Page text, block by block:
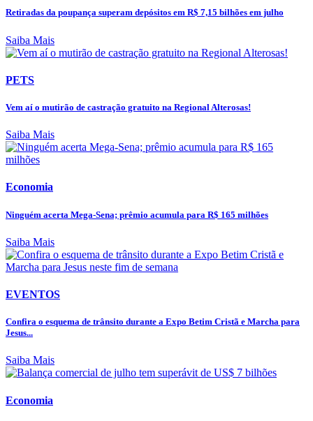
Retiradas da poupança superam depósitos em R$ 7,15 bilhões em julho
Saiba Mais
PETS
Vem aí o mutirão de castração gratuito na Regional Alterosas!
Saiba Mais
Economia
Ninguém acerta Mega-Sena; prêmio acumula para R$ 165 milhões
Saiba Mais
EVENTOS
Confira o esquema de trânsito durante a Expo Betim Cristã e Marcha para
Jesus...
Saiba Mais
Economia